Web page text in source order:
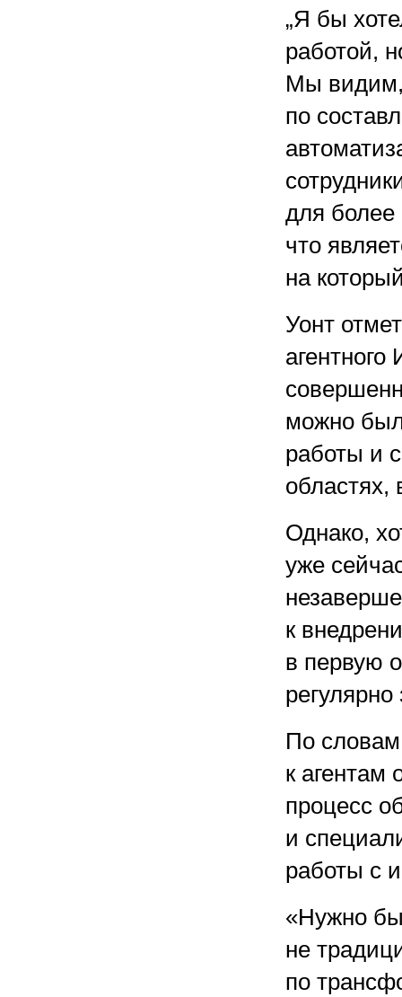
„Я бы
работой,
Мы видим,
по
для более
что
на
Уонт
можно
работы и
областях,
Однако,
уже
к
в первую
По
к агентам
процесс
и
работы с
«Нужно
не
по